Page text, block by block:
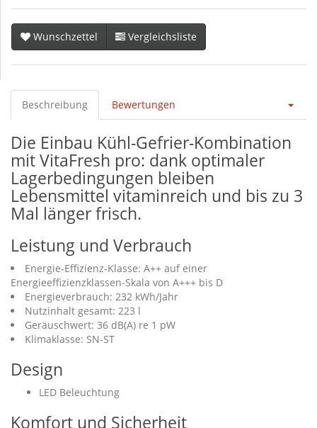
Wunschzettel Vergleichsliste
Beschreibung Bewertungen
Die Einbau Kühl-Gefrier-Kombination
mit VitaFresh pro: dank optimaler
Lagerbedingungen bleiben
Lebensmittel vitaminreich und bis zu 3
Mal länger frisch.
Leistung und Verbrauch
Energie-Effizienz-Klasse: A++ auf einer
Energieeffizienzklassen-Skala von A+++ bis D
Energieverbrauch: 232 kWh/Jahr
Nutzinhalt gesamt: 223 l
Geräuschwert: 36 dB(A) re 1 pW
Klimaklasse: SN-ST
Design
LED Beleuchtung
Komfort und Sicherheit